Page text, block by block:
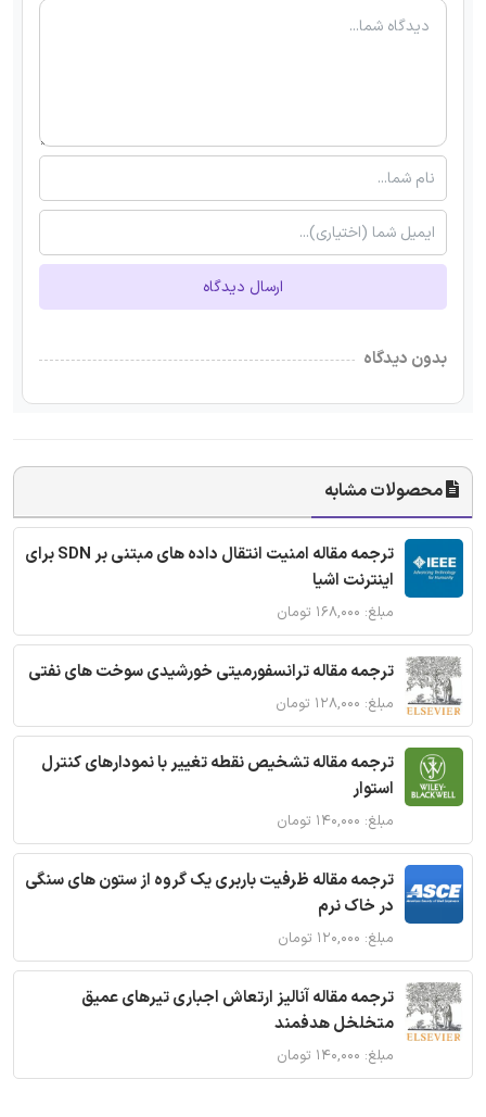
ارسال دیدگاه
بدون دیدگاه
محصولات مشابه
ترجمه مقاله امنیت انتقال داده های مبتنی بر SDN برای
اینترنت اشیا
مبلغ: ۱۶۸,۰۰۰ تومان
ترجمه مقاله ترانسفورمیتی خورشیدی سوخت های نفتی
مبلغ: ۱۲۸,۰۰۰ تومان
ترجمه مقاله تشخیص نقطه تغییر با نمودارهای کنترل
استوار
مبلغ: ۱۴۰,۰۰۰ تومان
ترجمه مقاله ظرفیت باربری یک گروه از ستون های سنگی
در خاک نرم
مبلغ: ۱۲۰,۰۰۰ تومان
ترجمه مقاله آنالیز ارتعاش اجباری تیرهای عمیق
متخلخل هدفمند
مبلغ: ۱۴۰,۰۰۰ تومان